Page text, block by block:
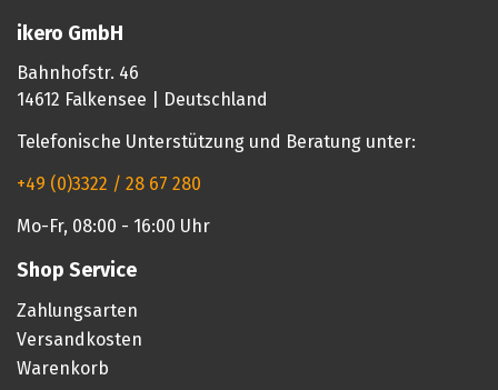
ikero GmbH
Bahnhofstr. 46
14612 Falkensee | Deutschland
Telefonische Unterstützung und Beratung unter:
+49 (0)3322 / 28 67 280
Mo-Fr, 08:00 - 16:00 Uhr
Shop Service
Zahlungsarten
Versandkosten
Warenkorb